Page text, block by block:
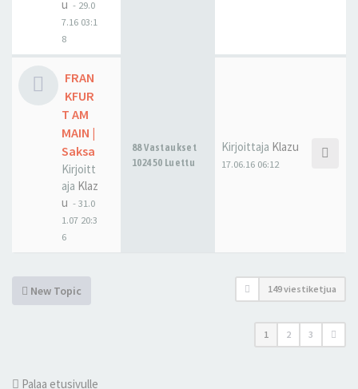
u - 29.0
7.16 03:1
8
FRAN
KFUR
T AM
MAIN |
Saksa
Kirjoitt
aja Klaz
u -31.0
1.07 20:3
6
88 Vastaukset
102450 Luettu
Kirjoittaja Klazu
17.06.16 06:12
New Topic 149 viestiketjua
1 2 3
Palaa etusivulle